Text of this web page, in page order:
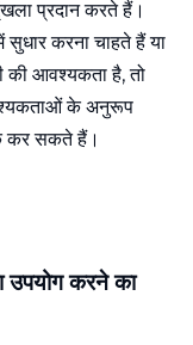
प्रदान करते हैं।
सुधार करना चाहते हैं या
की आवश्यकता है, तो
के अनुरूप
कर सकते हैं।
उपयोग करने का